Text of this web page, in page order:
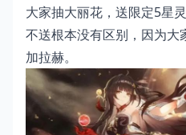
大家抽大丽花，送限定5星
不送根本没有区别，因为
加拉赫。